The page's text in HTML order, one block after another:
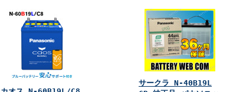
サークラ N-40B19L